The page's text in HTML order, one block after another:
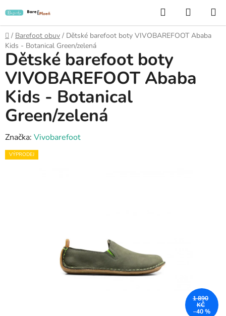
na
obsah
Hledat
KOŠÍK
Domů
/ Barefoot obuv / Dětské barefoot boty VIVOBAREFOOT Ababa
Kids - Botanical Green/zelená
Dětské barefoot boty
VIVOBAREFOOT Ababa
Kids - Botanical
Green/zelená
Značka: Vivobarefoot
VÝPRODEJ
1 890
KČ
–40 %